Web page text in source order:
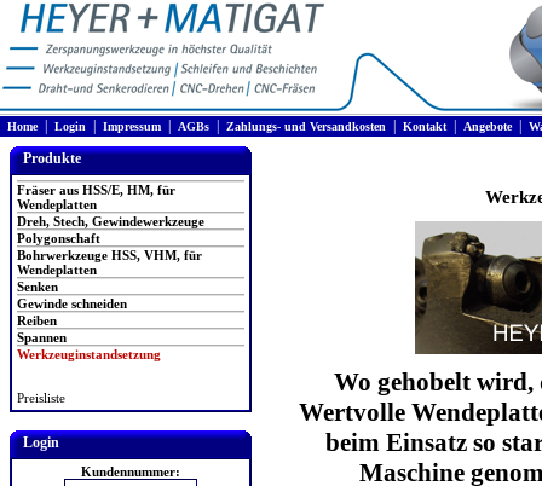
Home| Login Impressum AGBs Zahlungs- und Versandkosten Kontakt| Angebote|
Produkte
Fräser aus HSS/E, HM, für
Wendeplatten
Dreh, Stech, Gewindewerkzeuge
Polygonschaft
Bohrwerkzeuge HSS, VHM, für
Wendeplatten
Senken
Gewinde schneiden
Reiben
Spannen
Werkzeuginstandsetzung
Preisliste
Login
Kundennummer:
Wo gehobelt
Wertvolle
beim Einsatz so
Maschine